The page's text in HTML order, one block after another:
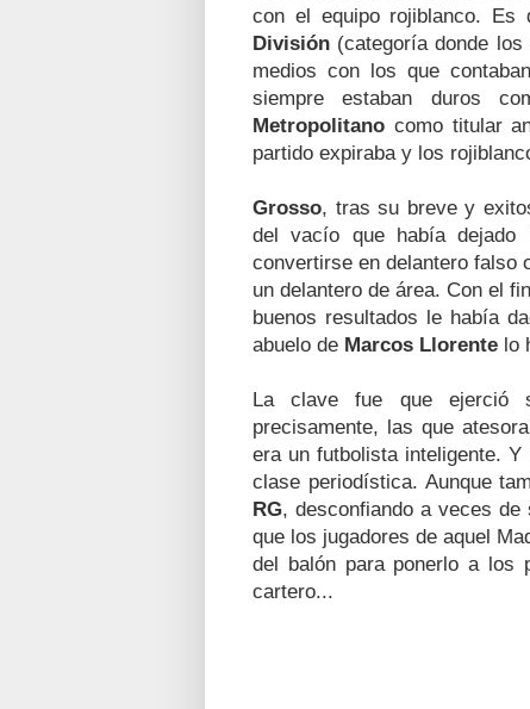
con el equipo rojiblanco.
División (categoría donde
medios con los que
siempre estaban duros
Metropolitano como titular
partido expiraba y los
Grosso, tras su breve y
del vacío que había dejado
convertirse en delantero falso
un delantero de área. Con el
buenos resultados le había
abuelo de Marcos Llorente lo
La clave fue que ejerció
precisamente, las que
era un futbolista inteligente.
clase periodística. Aunque
RG, desconfiando a veces
que los jugadores de aquel
del balón para ponerlo a los
cartero...